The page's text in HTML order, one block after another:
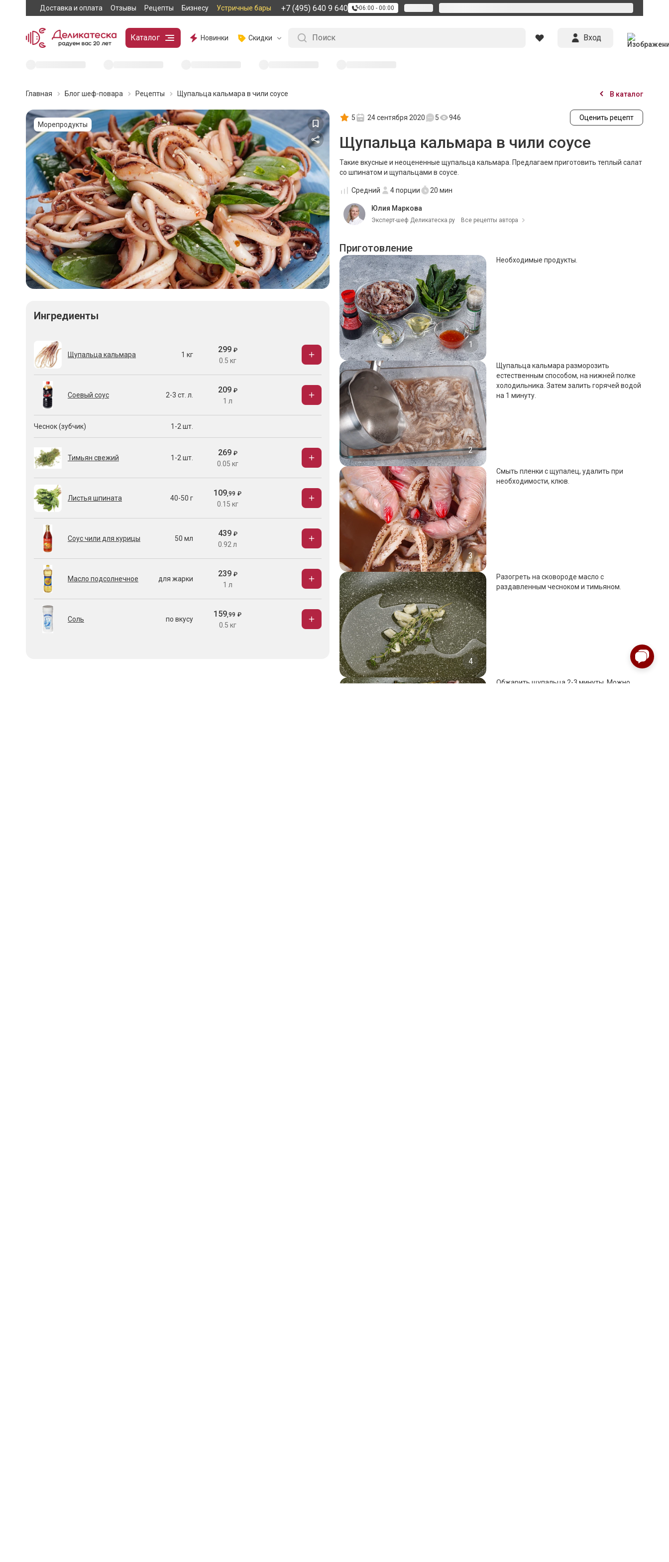
Доставка и оплата Отзывы Рецепты Бизнесу Устричные бары +7 (495) 640 9 640 06:00 - 00:00
Каталог Новинки Скидки Вход
Главная Блог шеф-повара Рецепты Щупальца кальмара в чили соусе В каталог
Морепродукты
Ингредиенты
Щупальца кальмара 1 кг
299 ₽
0.5 кг
Соевый соус 2-3 ст. л.
209 ₽
1 л
Чеснок (зубчик) 1-2 шт.
Тимьян свежий 1-2 шт.
269 ₽
0.05 кг
Листья шпината 40-50 г
109,99 ₽
0.15 кг
Соус чили для курицы 50 мл
439 ₽
0.92 л
Масло подсолнечное для жарки
239 ₽
1 л
Соль по вкусу
159,99 ₽
0.5 кг
5 24 сентября 2020 5 946 Оценить рецепт
Щупальца кальмара в чили соусе
Такие вкусные и неоцененные щупальца кальмара. Предлагаем приготовить теплый салат
со шпинатом и щупальцами в соусе.
Средний 4порции 20 мин
Юлия Маркова
Эксперт-шеф Деликатеска.ру Все рецепты автора
Приготовление
1
Необходимые продукты.
2
Щупальца кальмара разморозить
естественным способом, на нижней полке
холодильника. Затем залить горячей водой
на 1 минуту.
3
Смыть пленки с щупалец, удалить при
необходимости, клюв.
4
Разогреть на сковороде масло с
раздавленным чесноком и тимьяном.
Обжарить щупальца 2-3 минуты. Можно